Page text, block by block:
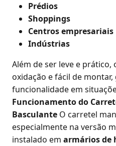
Prédios
Shoppings
Centros empresariais
Indústrias
Além de ser leve e
oxidação e fácil de
funcionalidade em
Funcionamento do
Basculante O carretel
especialmente na versão
instalado em armários de